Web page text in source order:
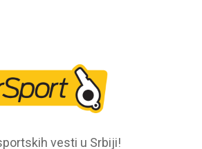
vesti u Srbiji!